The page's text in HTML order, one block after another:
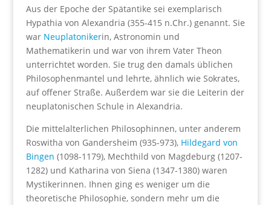
Aus der Epoche der Spätantike sei exemplarisch
Hypathia von Alexandria (355-415 n.Chr.) genannt. Sie
warNeuplatonikerin, Astronomin und
Mathematikerin und war von ihrem Vater Theon
unterrichtet worden. Sie trug den damals üblichen
Philosophenmantel und lehrte, ähnlich wie Sokrates,
auf offener Straße. Außerdem war sie die Leiterin der
neuplatonischen Schule in Alexandria.
Die mittelalterlichen Philosophinnen, unter anderem
Roswitha von Gandersheim (935-973), Hildegard von
Bingen (1098-1179), Mechthild von Magdeburg (1207-
1282) und Katharina von Siena (1347-1380) waren
Mystikerinnen. Ihnen ging es weniger um die
theoretische Philosophie, sondern mehr um die